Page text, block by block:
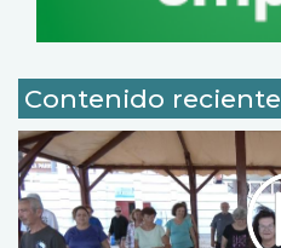
Contenido reciente